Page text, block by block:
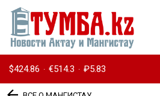
$424.86 · €514.3 · ₽5.83